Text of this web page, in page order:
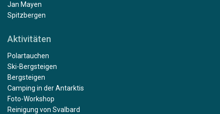
Jan Mayen
Spitzbergen
Aktivitäten
Polartauchen
Ski-Bergsteigen
Bergsteigen
Camping in der Antarktis
Foto-Workshop
Reinigung von Svalbard